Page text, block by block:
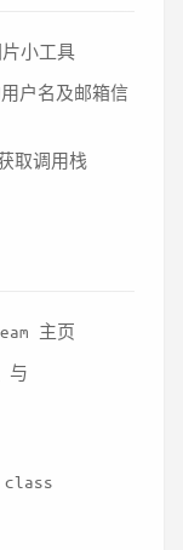
小工具
户名及邮箱信
取调用栈
主页
与